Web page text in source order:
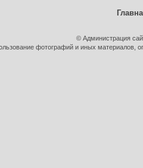
© Администрация
фотографий и иных материалов,